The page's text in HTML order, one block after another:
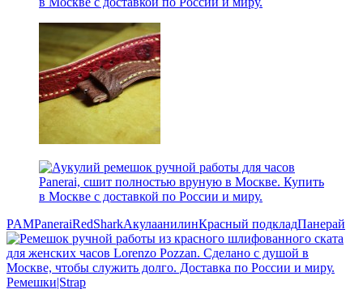
PAMPaneraiRedSharkАкулаанилинКрасный подкладПанерай
Ремешки|Strap